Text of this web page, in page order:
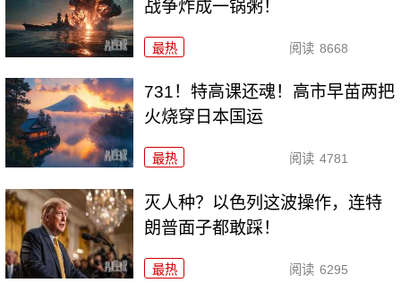
战争炸成一锅粥！
最热 阅读 8668
731！特高课还魂！高市早苗两把
火烧穿日本国运
最热 阅读 4781
灭人种？以色列这波操作，连特
朗普面子都敢踩！
最热 阅读 6295